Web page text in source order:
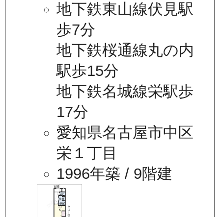
地下鉄東山線伏見駅
歩7分
地下鉄桜通線丸の内
駅歩15分
地下鉄名城線栄駅歩
17分
愛知県名古屋市中区
栄１丁目
1996年築 / 9階建